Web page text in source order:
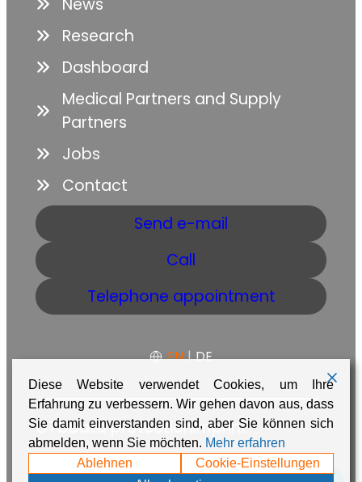
Research
Dashboard
Medical Partners and Supply
Partners
Jobs
Contact
Send e-mail
Call
Telephone appointment
EN | DE
GTCData protectionImprint
Made with ❤️ in Namibia byAdaire
Diese Website verwendet Cookies, um Ihre
Erfahrung zu verbessern. Wir gehen davon aus, dass
Sie damit einverstanden sind, aber Sie können sich
abmelden, wenn Sie möchten. Mehr erfahren
Ablehnen
Cookie-Einstellungen